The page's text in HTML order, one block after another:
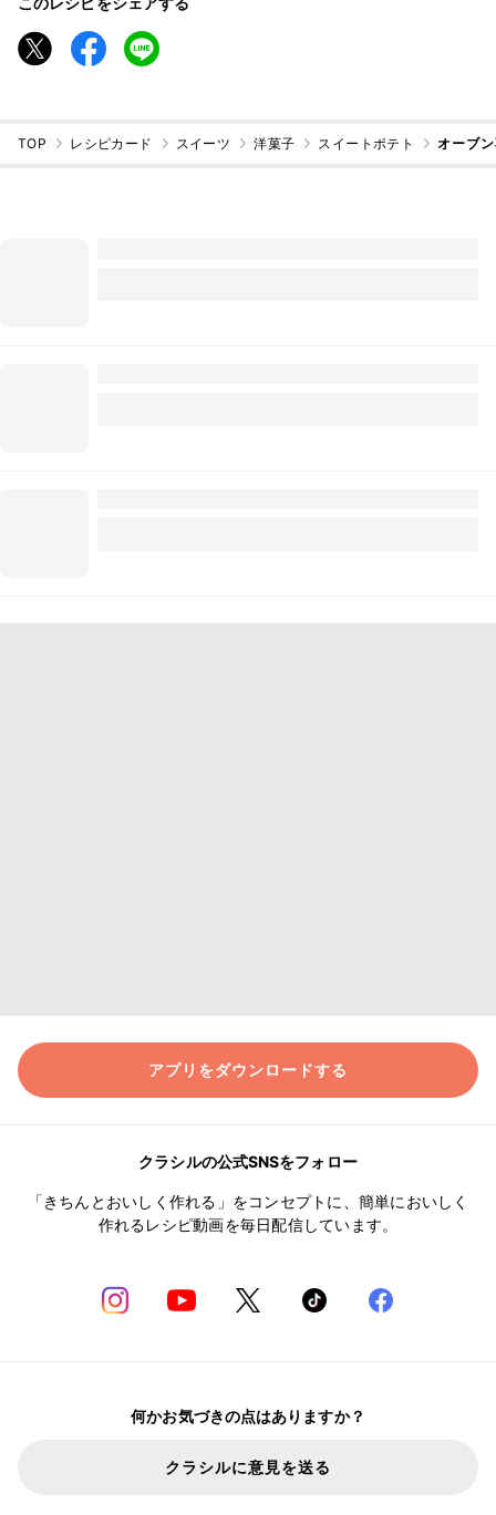
TOP レシピカード スイーツ 洋菓子 スイートポテト オーブ
アプリをダウンロードする
クラシルの公式SNSをフォロー
「きちんとおいしく作れる」をコンセプトに、簡単においしく
作れるレシピ動画を毎日配信しています。
何かお気づきの点はありますか？
クラシルに意見を送る